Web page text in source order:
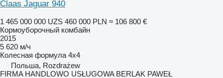
Claas Jaguar 940
1 465 000 000 UZS 460 000 PLN ≈ 106 800 €
Кормоуборочный комбайн
2015
5 620 м/ч
Колесная формула 4x4
Польша, Rozdrażew
FIRMA HANDLOWO USŁUGOWA BERLAK PAWEŁ